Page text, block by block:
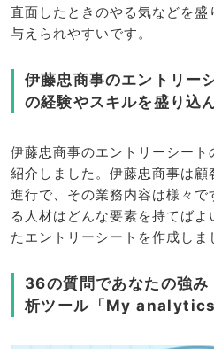
直面したときのやる気などを
与えられやすいです。
伊藤忠商事のエントリー
の経験やスキルを盛り込
伊藤忠商事のエントリーシート
紹介しました。伊藤忠商事は
進行で、その業務内容は様々
る人材はどんな要素を持てば
たエントリーシートを作成しま
36の質問であなたの強み
析ツール「My analytics